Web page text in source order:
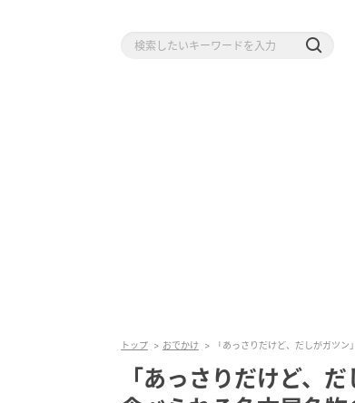
トップ おでかけ 「あっさりだけど、だしがガツ
「あっさりだけど、